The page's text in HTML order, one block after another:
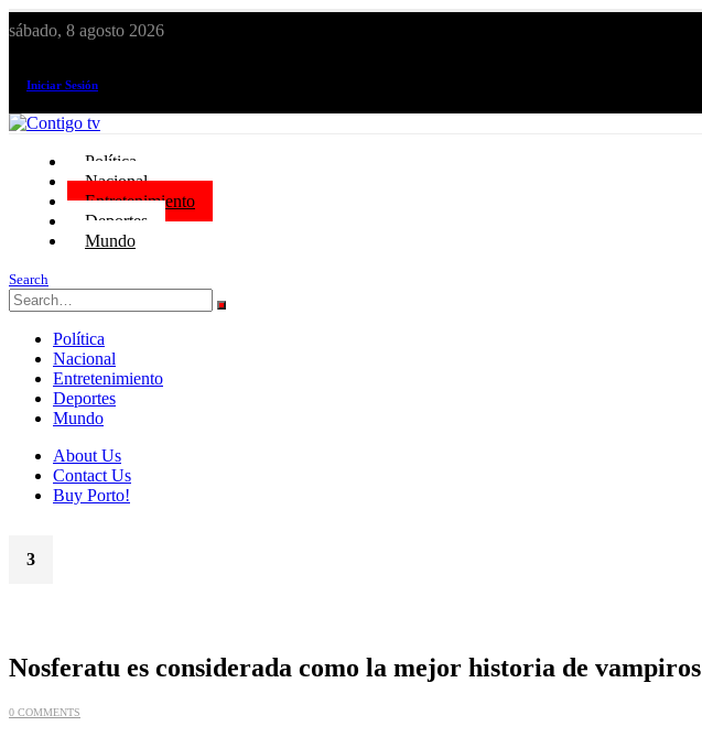
sábado, 8 agosto 2026
Iniciar Sesión
Política
Nacional
Entretenimiento
Deportes
Mundo
Search
Política
Nacional
Entretenimiento
Deportes
Mundo
About Us
Contact Us
Buy Porto!
3
Nosferatu es considerada como la mejor historia de vampiros
0 COMMENTS